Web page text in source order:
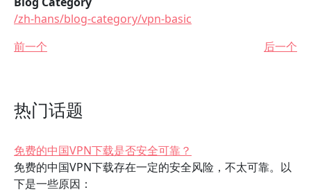
/zh-hans/blog-category/vpn-basic
前一个
后一个
热门话题
免费的中国VPN下载是否安全可靠？
免费的中国VPN下载存在一定的安全风险，不太可靠。以
下是一些原因：